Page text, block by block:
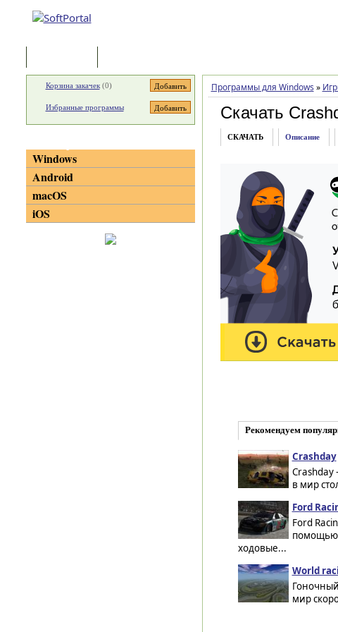
Программы для Windows »
Скачать
СКАЧАТЬ Описание
Рекомендуем
Crashday
Crashday
в мир
Ford
Ford
помощью
ходовые...
World
мир
Корзина закачек(0)
Избранные программы
Windows
Android
macOS
iOS